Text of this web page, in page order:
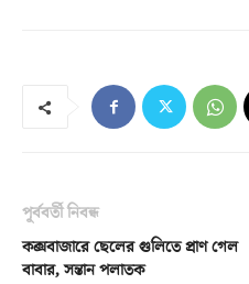
পূর্ববর্তী নিবন্ধ
কক্সবাজারে ছেলের গুলিতে প্রাণ গেল
বাবার, সন্তান পলাতক